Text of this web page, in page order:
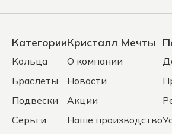
Категории
Кольца
Браслеты
Подвески
Серьги
Кристалл Мечты
О компании
Новости
Акции
Наше производство